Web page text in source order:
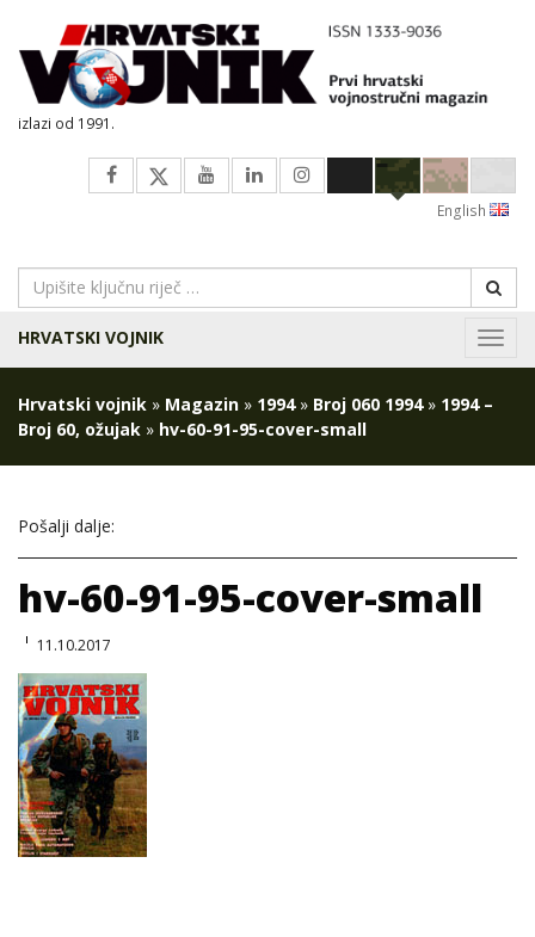
izlazi od 1991.
English
HRVATSKI VOJNIK
Hrvatski vojnik » Magazin » 1994» Broj 060 1994» 1994 –
Broj 60, ožujak » hv-60-91-95-cover-small
Pošalji dalje:
hv-60-91-95-cover-small
11.10.2017